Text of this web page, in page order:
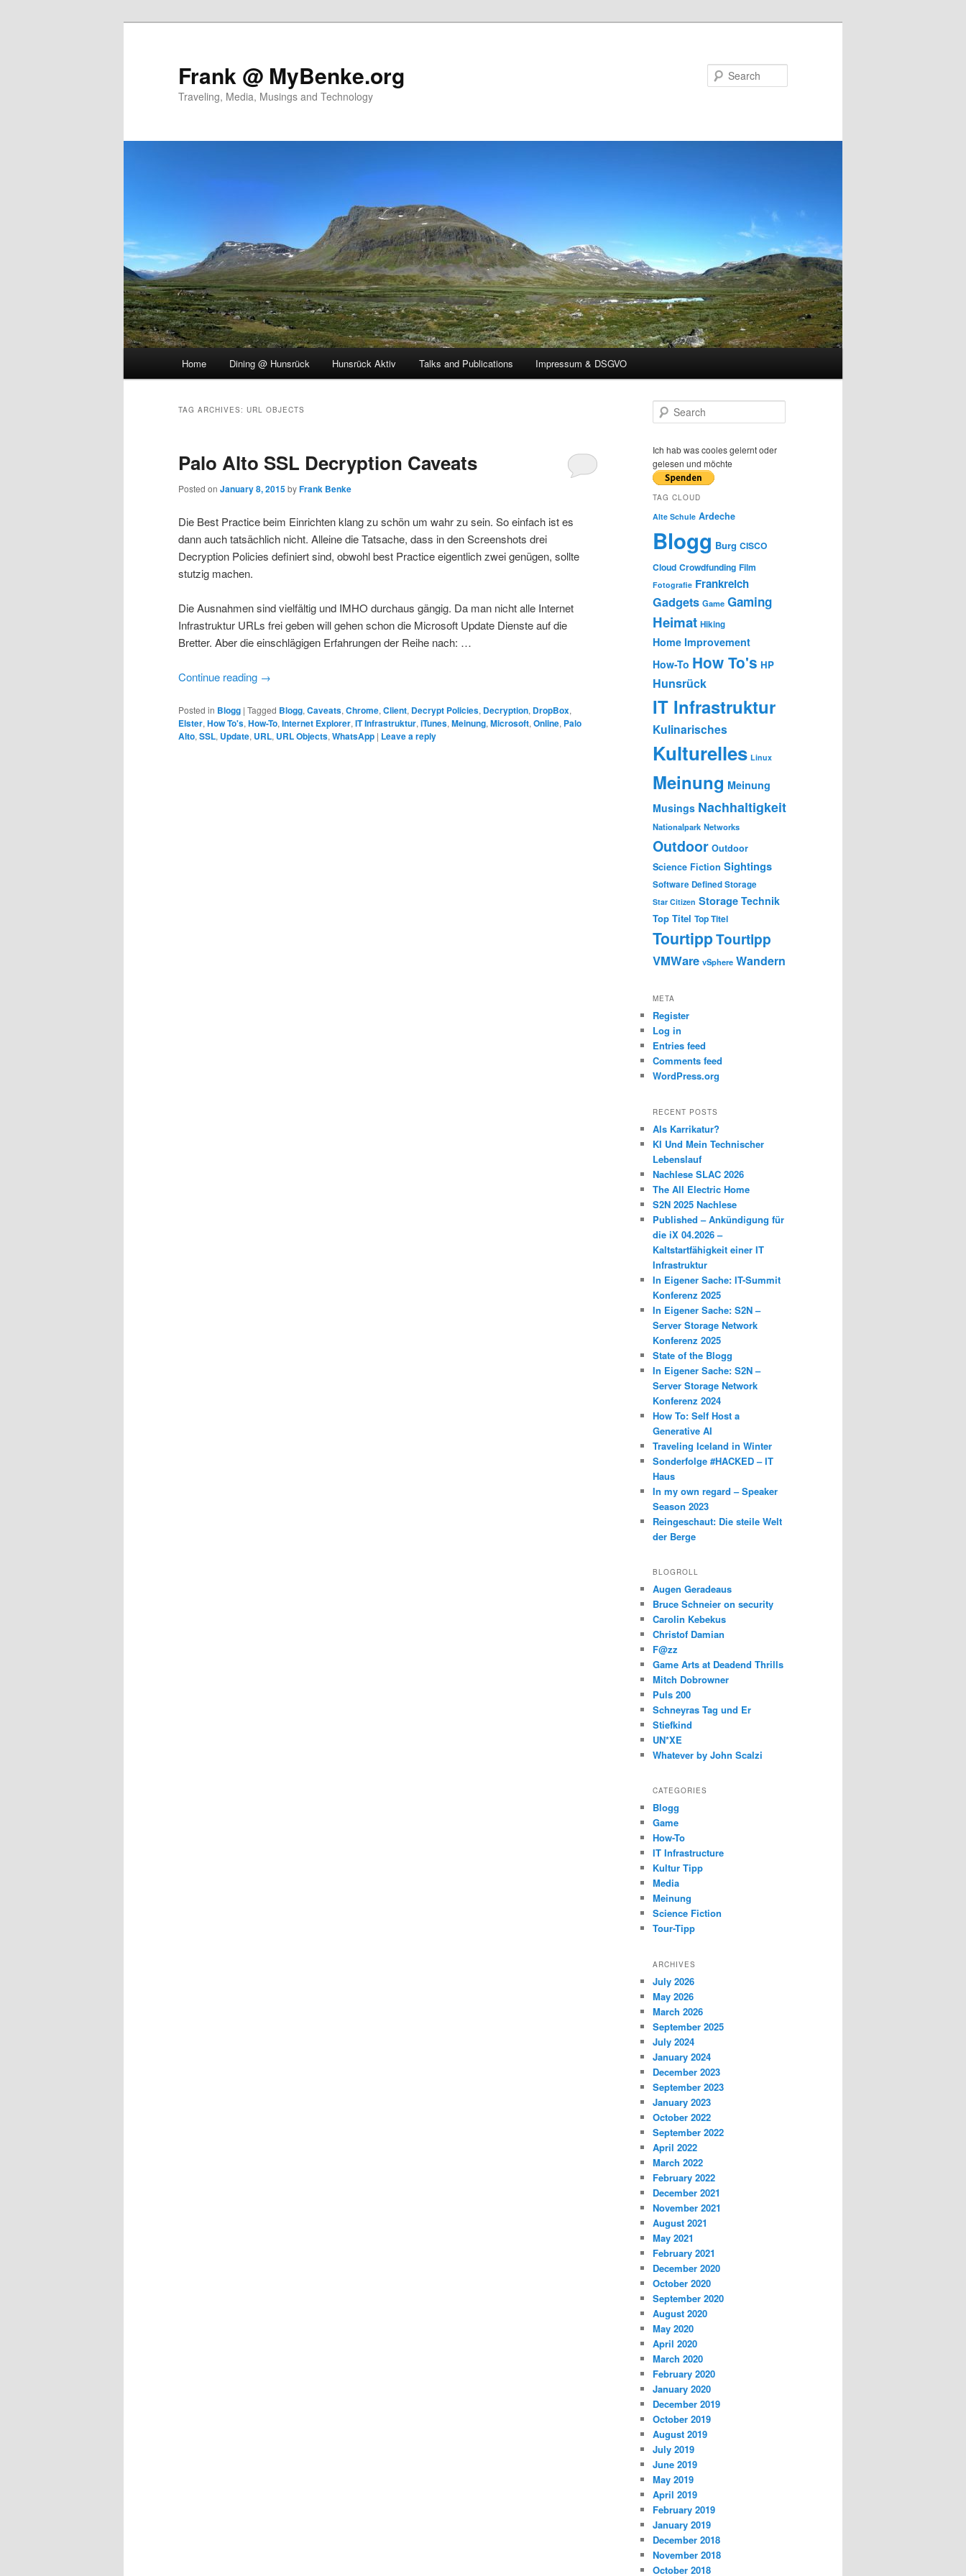
Frank @ MyBenke.org
Traveling, Media, Musings and Technology
Home Dining @ Hunsrück Hunsrück Aktiv Talks and Publications Impressum & DSGVO
TAG ARCHIVES: URL OBJECTS
Palo Alto SSL Decryption Caveats
Posted on January 8, 2015byFrank Benke
Die Best Practice beim Einrichten klang zu schön um wahr zu sein. So einfach ist es
dann auch tatsächlich nicht. Alleine die Tatsache, dass in den Screenshots drei
Decryption Policies definiert sind, obwohl best Practice eigentlich zwei genügen, sollte
stutzig machen.
Die Ausnahmen sind vielfältig und IMHO durchaus gängig. Da man nicht alle Internet
Infrastruktur URLs frei geben will gehen schon die Microsoft Update Dienste auf die
Bretter. Aber die einschlägigen Erfahrungen der Reihe nach: …
Continue reading →
Posted in Blogg | Tagged Blogg, Caveats, Chrome, Client, Decrypt Policies, Decryption, DropBox,
Elster, How To's, How-To, Internet Explorer, IT Infrastruktur, iTunes, Meinung, Microsoft, Online, Palo
Alto, SSL, Update, URL, URL Objects, WhatsApp | Leave a reply
e
r
c
h
Ich hab was cooles gelernt oder
gelesen und möchte
TAG CLOUD
Alte Schule Ardeche
Blogg Burg CISCO
Cloud Crowdfunding Film
Fotografie Frankreich
Gadgets Game Gaming
Heimat Hiking
Home Improvement
How-To How To's HP
Hunsrück
IT Infrastruktur
Kulinarisches
Kulturelles Linux
Meinung Meinung
Musings Nachhaltigkeit
Nationalpark Networks
Outdoor Outdoor
Science Fiction Sightings
Software Defined Storage
Star Citizen Storage Technik
Top Titel Top Titel
TourtippTourtipp
VMWare vSphere Wandern
META
Register
Log in
Entries feed
Comments feed
WordPress.org
RECENT POSTS
Als Karrikatur?
KI Und Mein Technischer
Lebenslauf
Nachlese SLAC 2026
The All Electric Home
S2N 2025 Nachlese
Published – Ankündigung für
die iX 04.2026 –
Kaltstartfähigkeit einer IT
Infrastruktur
In Eigener Sache: IT-Summit
Konferenz 2025
In Eigener Sache: S2N –
Server Storage Network
Konferenz 2025
State of the Blogg
In Eigener Sache: S2N –
Server Storage Network
Konferenz 2024
How To: Self Host a
Generative AI
Traveling Iceland in Winter
Sonderfolge #HACKED – IT
Haus
In my own regard – Speaker
Season 2023
Reingeschaut: Die steile Welt
der Berge
BLOGROLL
Augen Geradeaus
Bruce Schneier on security
Carolin Kebekus
Christof Damian
F@zz
Game Arts at Deadend Thrills
Mitch Dobrowner
Puls 200
Schneyras Tag und Er
Stiefkind
UN*XE
Whatever by John Scalzi
CATEGORIES
Blogg
Game
How-To
IT Infrastructure
Kultur Tipp
Media
Meinung
Science Fiction
Tour-Tipp
ARCHIVES
July 2026
May 2026
March 2026
September 2025
July 2024
January 2024
December 2023
September 2023
January 2023
October 2022
September 2022
April 2022
March 2022
February 2022
December 2021
November 2021
August 2021
May 2021
February 2021
December 2020
October 2020
September 2020
August 2020
May 2020
April 2020
March 2020
February 2020
January 2020
December 2019
October 2019
August 2019
July 2019
June 2019
May 2019
April 2019
February 2019
January 2019
December 2018
November 2018
October 2018